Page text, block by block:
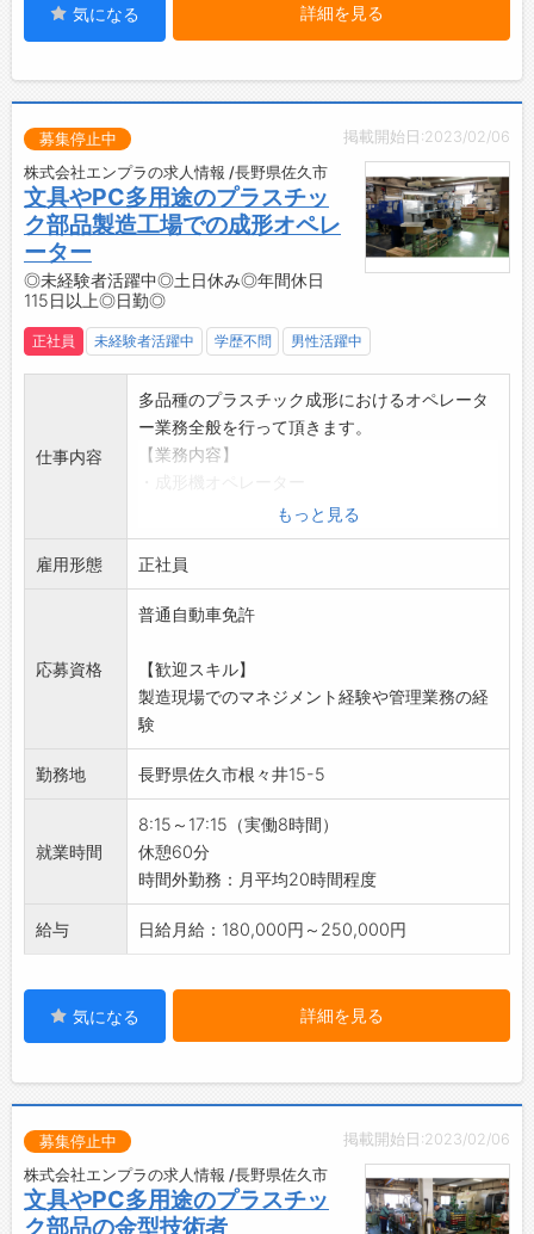
◇製品への思い入れ！
人々に使われるのだろう？」と想像すること
で、製造過程における責任感がより一層強まり
・携わった製品が誰かの日常を支えていると感
じられ、やりがいあふれるお仕事です◎
【研修制度】
◆充実した研修とサポート体制
・OJTやOff-JTを通じて、実務に即した研修を
行い、社員の育成に力を入れています。
・専門知識を深め、確実にキャリアアップを図
れる職場です。
取り組むことができます。
【ステップアップ】
◇未来を見据えた成長環境！
業務において努力と挑戦を続けることができる
・プラスチックに興味がある方や、プラスチッ
クのプロを目指す方にとって、理想的な環境が
・自身の成長が、会社の成長につながります◎
【社風】
◆社会に貢献する企業活動
とをモットーとして掲げ、企業活動に取り組ん
でいます。
・企業活動の全てが、社員や関係者全ての人々
の幸福度を向上させるためのものであると考え
ています。
◆働く喜びと誇り
・人生のうち大半を過ごす職場が、社員にとっ
て『喜びと誇り』を持てる場所にするため、環
境づくりに努めています。
・社員一人ひとりが、自らの仕事に誇りを持て
るような職場づくりを進めています。
◇土日祝休み♪
・しっかり休んでリフレッシュできます＾＾
気になる 詳細を見る
掲載開始日:2023/02/06
募集停止中
株式会社エンプラの求人情報 /長野県佐久市
文具やPC多用途のプラスチッ
ク部品製造工場での成形オペレ
ーター
◎未経験者活躍中◎土日休み◎年間休日
115日以上◎日勤◎
正社員 未経験者活躍中 学歴不問 男性活躍中
仕事内容
多品種のプラスチック成形におけるオペレータ
ー業務全般を行って頂きます。
【業務内容】
種類やロット数によって受け持つ機械は異なる
為2台～10台ほどの機械を受け持ちます。
アラートの処理や材料の交換など、慣れてきた
ら設定の変更なども行います。
・金型交換
取り作業があります。
【入社後の流れ】
未経験者でも丁寧に指導致します。
すこしずつ業務範囲を広げていって頂きます。
もっと見る
雇用形態 正社員
応募資格
普通自動車免許
【歓迎スキル】
製造現場でのマネジメント経験や管理業務の経
験
勤務地 長野県佐久市根々井15-5
就業時間
8:15～17:15（実働8時間）
休憩60分
時間外勤務：月平均20時間程度
給与 日給月給：180,000円～250,000円
気になる 詳細を見る
掲載開始日:2023/02/06
募集停止中
株式会社エンプラの求人情報 /長野県佐久市
文具やPC多用途のプラスチッ
ク部品の金型技術者